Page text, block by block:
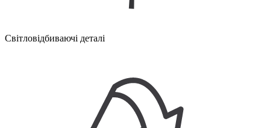
Світловідбиваючі деталі